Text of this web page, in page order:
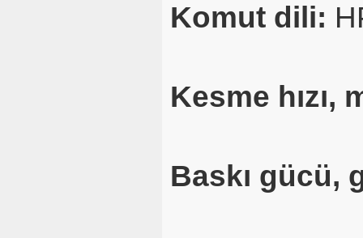
Komut dili:
Kesme hızı,
Baskı gücü,